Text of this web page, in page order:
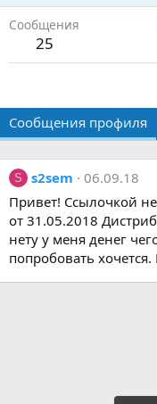
Сообщения
25
Сообщения профиля
S s2sem
06.09.18
Привет! Ссылочкой
от 31.05.2018
нету у меня денег
попробовать